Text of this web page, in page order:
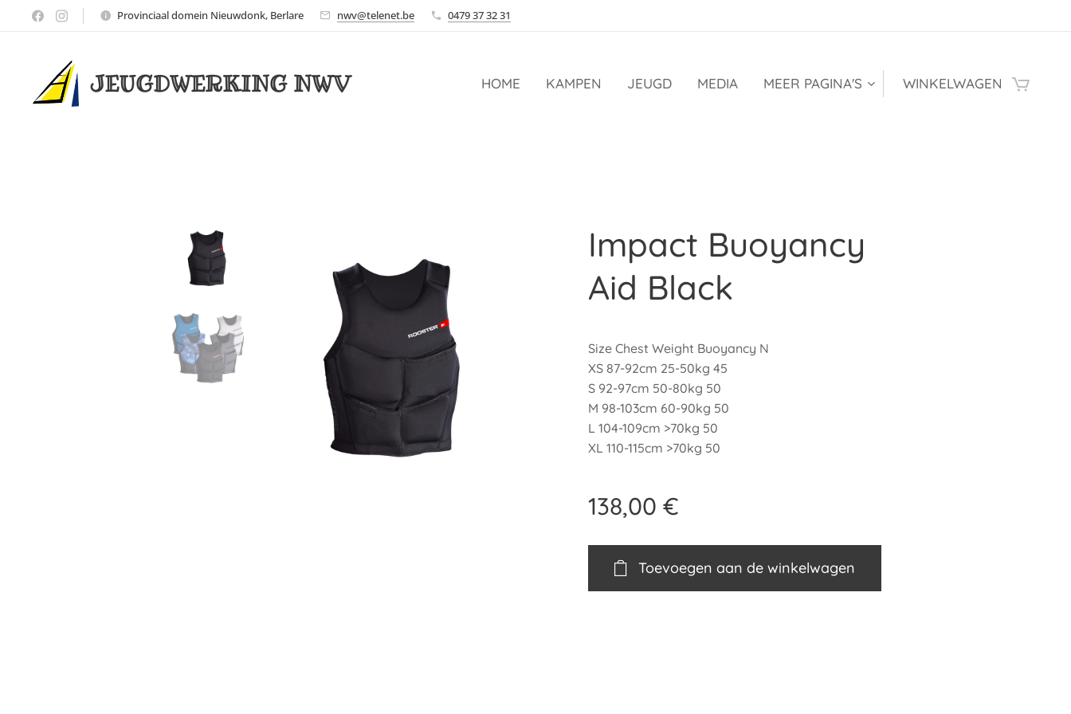
Provinciaal domein Nieuwdonk, Berlare nwv@telenet.be 0479 37 32 31
JEUGDWERKING NWV HOME KAMPEN JEUGD MEDIA MEER PAGINA'S WINKELWAGEN
Impact Buoyancy
Aid Black
Size Chest Weight Buoyancy N
XS 87-92cm 25-50kg 45
S 92-97cm 50-80kg 50
M 98-103cm 60-90kg 50
L 104-109cm >70kg 50
XL 110-115cm >70kg 50
138,00 €
Toevoegen aan de winkelwagen